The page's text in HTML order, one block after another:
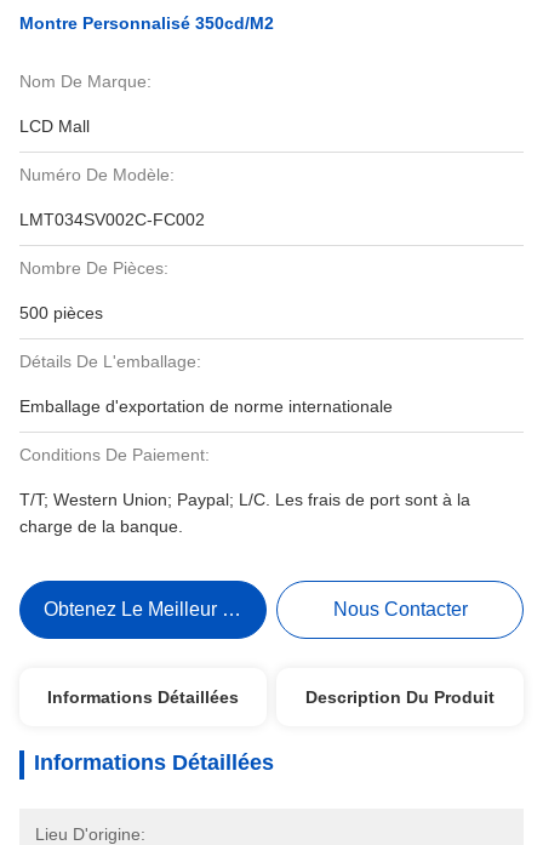
Montre Personnalisé 350cd/m2
Nom De Marque:
LCD Mall
Numéro De Modèle:
LMT034SV002C-FC002
Nombre De Pièces:
500 pièces
Détails De L'emballage:
Emballage d'exportation de norme internationale
Conditions De Paiement:
T/T; Western Union; Paypal; L/C. Les frais de port sont à la
charge de la banque.
Obtenez Le Meilleur Prix Nous Contacter
Informations Détaillées Description Du Produit
Informations Détaillées
Lieu D'origine: